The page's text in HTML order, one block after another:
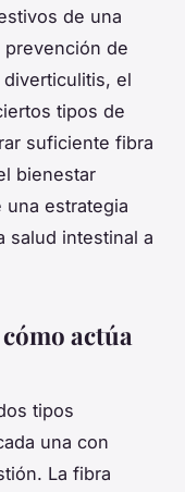
de una
prevención de
el
tipos de
suficiente fibra
bienestar
estrategia
salud intestinal a
actúa
tipos
una con
La fibra